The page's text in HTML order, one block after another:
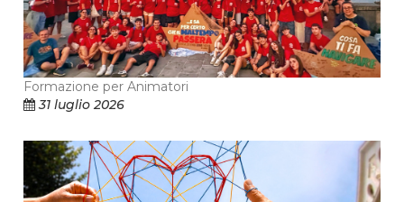
Formazione per Animatori
31 luglio 2026